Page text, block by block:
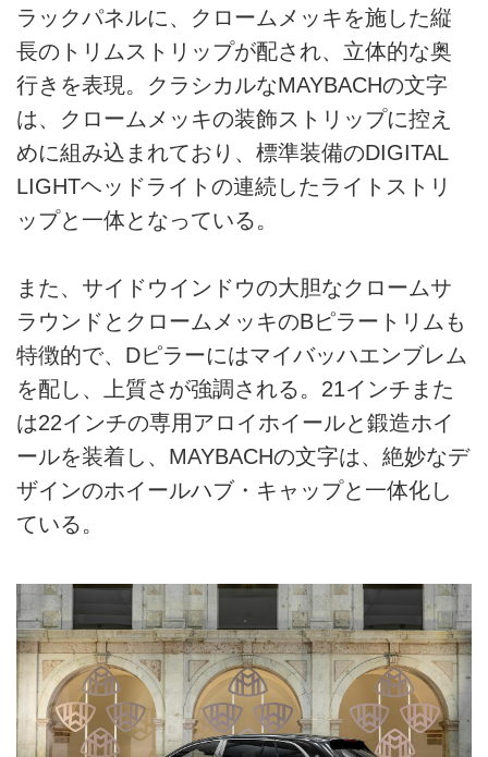
ラックパネルに、クロームメッキを施した縦
長のトリムストリップが配され、立体的な奥
行きを表現。クラシカルなMAYBACHの文字
は、クロームメッキの装飾ストリップに控え
めに組み込まれており、標準装備のDIGITAL
LIGHTヘッドライトの連続したライトストリ
ップと一体となっている。
また、サイドウインドウの大胆なクロームサ
ラウンドとクロームメッキのBピラートリムも
特徴的で、Dピラーにはマイバッハエンブレム
を配し、上質さが強調される。21インチまた
は22インチの専用アロイホイールと鍛造ホイ
ールを装着し、MAYBACHの文字は、絶妙なデ
ザインのホイールハブ・キャップと一体化し
ている。